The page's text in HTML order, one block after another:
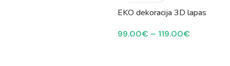
EKO dekoracija 3D lapas
99.00€ – 119.00€